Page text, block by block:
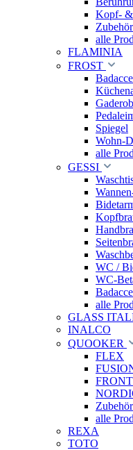
Kopf- &
Zubehör
alle
FLAMINIA
FROST
Spiegel
Wohn-
alle
GESSI
WC /
WC-
alle
GLASS
INALCO
QUOOKER
FLEX
FRONT
Zubehör
alle
REXA
TOTO